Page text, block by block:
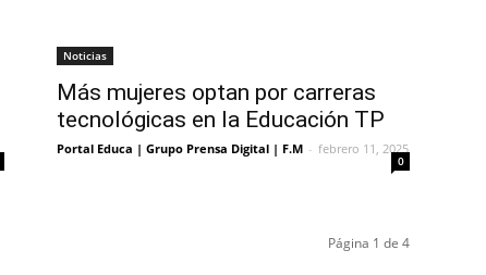
Noticias
Más mujeres optan por carreras
tecnológicas en la Educación TP
Portal Educa | Grupo Prensa Digital | F.M - febrero 11, 2025
0
Página 1 de 4